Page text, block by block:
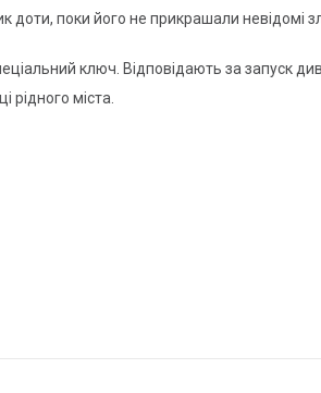
поки його не прикрашали невідомі
ключ. Відповідають за запуск
рідного міста.